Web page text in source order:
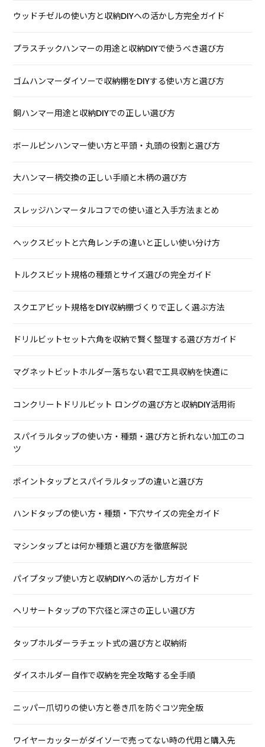
ウッドチゼルの使い方と収納DIYへの活かし方完全ガイド
プラスチックハンマーの用途と収納DIYで使うべき選び方
ゴムハンマーダイソーで収納棚をDIYする使い方と選び方
銅ハンマー用途と収納DIYでの正しい選び方
ボールピンハンマー使い方と平頭・丸頭の役割と選び方
大ハンマー柄交換の正しい手順と木柄の選び方
スレッジハンマータルコフでの使い道と入手方法まとめ
ヘックスビットと六角レンチの違いと正しい使い分け方
トルクスビット規格の種類とサイズ選びの完全ガイド
スクエアビット規格をDIY収納棚づくりで正しく選ぶ方法
ドリルビットセット六角を収納で賢く整理する選び方ガイド
マグネットビットホルダー落ちない君で工具収納を快適に
コンクリートドリルビット ロングの選び方と収納DIY活用術
スパイラルタップの使い方・種類・選び方と折れない加工のコ
ツ
ポイントタップとスパイラルタップの違いと選び方
ハンドタップの使い方・種類・下穴サイズの完全ガイド
マシンタップとは何か種類と選び方を徹底解説
パイプタップ使い方と収納DIYへの活かし方ガイド
ヘリサートタップの下穴径と深さの正しい選び方
タップホルダーラチェット式の選び方と収納術
ダイスホルダー自作で収納を完全攻略する全手順
ニッパー爪切りの使い方と巻き爪を防ぐコツ完全版
ワイヤーカッターがダイソーで売ってない時の代用と購入先